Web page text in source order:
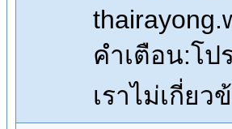
คำเตือน:โป
เราไม่เกี่ยว